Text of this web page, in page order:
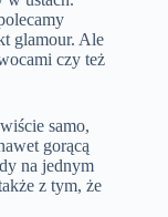
glamour. Ale
czy też
samo,
gorącą
na jednym
z tym, że